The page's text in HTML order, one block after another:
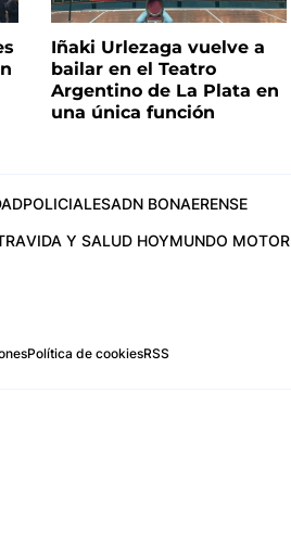
Iñaki Urlezaga vuelve a
bailar en el Teatro
Argentino de La Plata en
una única función
POLICIALESADN BONAERENSE
VIDA Y SALUD HOYMUNDO MOTOR
Política de cookiesRSS